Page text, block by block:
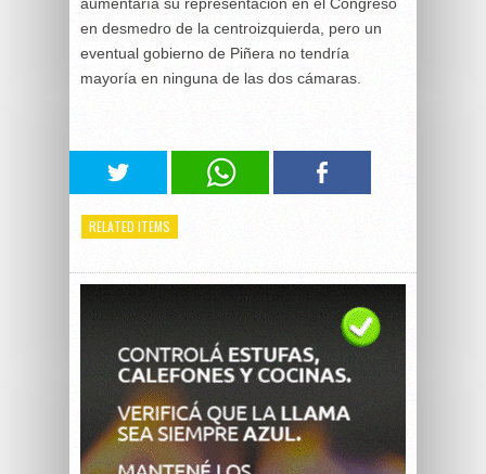
en desmedro de la centroizquierda, pero un
eventual gobierno de Piñera no tendría
mayoría en ninguna de las dos cámaras.
RELATED ITEMS